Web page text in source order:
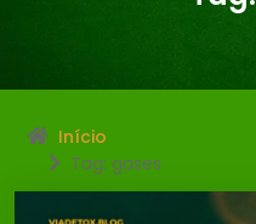
Início
Tag: gases